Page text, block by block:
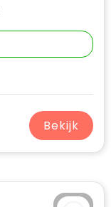
Bekijk